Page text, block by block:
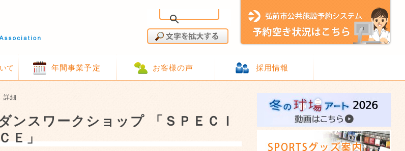
て 年間事業予定 お客様の声 採用情報
詳細
ンスワークショップ 「ＳＰＥＣＩ
Ｅ」